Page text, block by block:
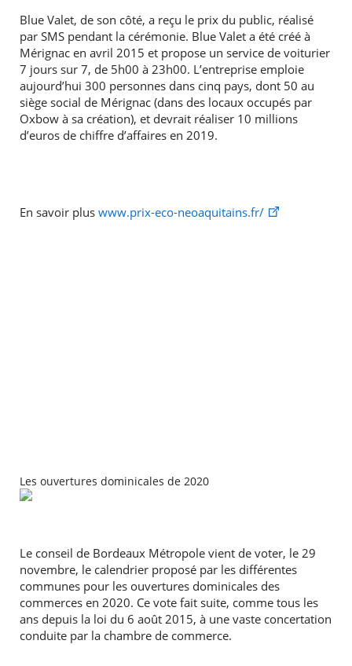
Blue Valet, de son côté, a reçu le prix du public, réalisé
par SMS pendant la cérémonie. Blue Valet a été créé à
Mérignac en avril 2015 et propose un service de voiturier
7 jours sur 7, de 5h00 à 23h00. L’entreprise emploie
aujourd’hui 300 personnes dans cinq pays, dont 50 au
siège social de Mérignac (dans des locaux occupés par
Oxbow à sa création), et devrait réaliser 10 millions
d’euros de chiffre d’affaires en 2019.
En savoir pluswww.prix-eco-neoaquitains.fr/
Les ouvertures dominicales de 2020
Le conseil de Bordeaux Métropole vient de voter, le 29
novembre, le calendrier proposé par les différentes
communes pour les ouvertures dominicales des
commerces en 2020. Ce vote fait suite, comme tous les
ans depuis la loi du 6 août 2015, à une vaste concertation
conduite par la chambre de commerce.